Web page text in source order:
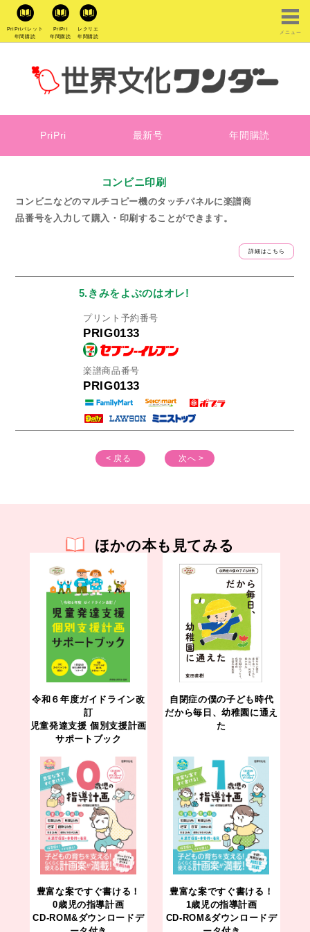
PriPriパレット
年間購読
PriPri
年間購読
レクリエ
年間購読
メニュー
PriPri 最新号 年間購読
コンビニ印刷
コンビニなどのマルチコピー機のタッチパネルに楽譜商
品番号を入力して購入・印刷することができます。
詳細はこちら
5.きみをよぶのはオレ!
プリント予約番号
PRIG0133
楽譜商品番号
PRIG0133
< 戻る 次へ >
ほかの本も見てみる
令和６年度ガイドライン改
訂
児童発達支援 個別支援計画
サポートブック
自閉症の僕の子ども時代
だから毎日、幼稚園に通え
た
豊富な案ですぐ書ける！
0歳児の指導計画
CD-ROM&ダウンロードデ
豊富な案ですぐ書ける！
1歳児の指導計画
CD-ROM&ダウンロードデ